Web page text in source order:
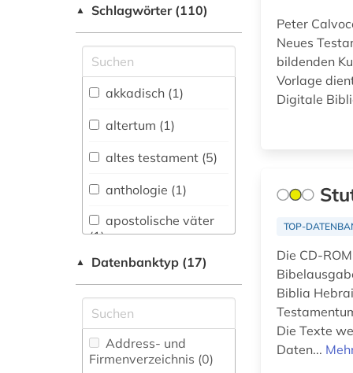
fachübergreifende
Allgemeine und
vergleichende Sprach-
und
Literaturwissenschaft.
Indogermanistik.
Außereuropäische
Sprachen und
Altes Buch,
Nachlässe und
Sonderbestände (0)
Altorientalistik,
Anglistik.
Amerikanistik (2)
Archäologie (0)
▲ Schlagwörter (110)
akkadisch (1)
altertum (1)
altes testament (5)
anthologie (1)
apostolische väter
(1)
arabisch (2)
aramäisch (1)
atlas (3)
außerkanoische
▲ Datenbanktyp (17)
Address- und
Firmenverzeichnis (0)
Peter
Neues
bildenden
Vorlage
Digitale
TOP-
Die CD-
Biblia
Die Texte
Daten...